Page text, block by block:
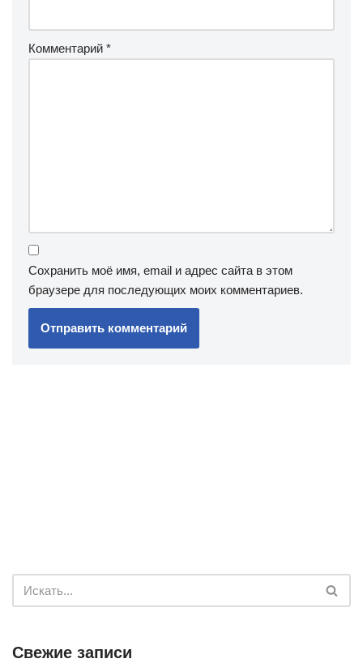
Комментарий *
Сохранить моё имя, email и адрес сайта в этом
браузере для последующих моих комментариев.
Свежие записи